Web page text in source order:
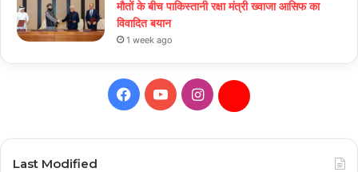
मौतों के बीच पाकिस्तानी रक्षा मंत्री ख्वाजा आसिफ का
विवादित बयान
1 week ago
Facebook
YouTubeInstagramDaily
Last Modified